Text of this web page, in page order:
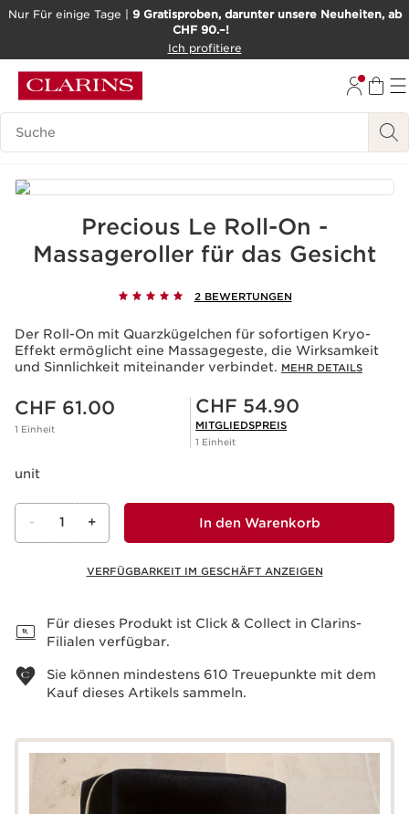
BARRIEREFREIHEITSWERKZEUG
Nur Für einige Tage | 9 Gratisproben, darunter unsere Neuheiten, ab
CHF 90.–!
Ich profitiere
Legende suchen
Precious Le Roll-On -
Massageroller für das Gesicht
2 BEWERTUNGEN
Der Roll-On mit Quarzkügelchen für sofortigen Kryo-
Effekt ermöglicht eine Massagegeste, die Wirksamkeit
und Sinnlichkeit miteinander verbindet. MEHR DETAILS
Aktueller Preis CHF 61.00
CHF 61.00
1 Einheit
Mitgliederpreis CHF 54.90
CHF 54.90
MITGLIEDSPREIS
1 Einheit
unit
- 1 + In den Warenkorb
VERFÜGBARKEIT IM GESCHÄFT ANZEIGEN
Für dieses Produkt ist Click & Collect in Clarins-
Filialen verfügbar.
Sie können mindestens 610 Treuepunkte mit dem
Kauf dieses Artikels sammeln.